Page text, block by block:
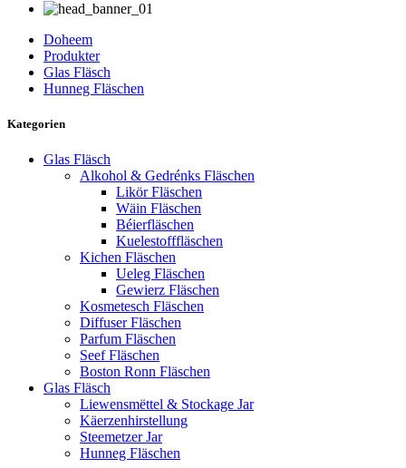
Doheem
Produkter
Glas Fläsch
Hunneg Fläschen
Kategorien
Glas Fläsch
Alkohol & Gedrénks Fläschen
Likör Fläschen
Wäin Fläschen
Béierfläschen
Kuelestofffläschen
Kichen Fläschen
Ueleg Fläschen
Gewierz Fläschen
Kosmetesch Fläschen
Diffuser Fläschen
Parfum Fläschen
Seef Fläschen
Boston Ronn Fläschen
Glas Fläsch
Liewensmëttel & Stockage Jar
Käerzenhirstellung
Steemetzer Jar
Hunneg Fläschen